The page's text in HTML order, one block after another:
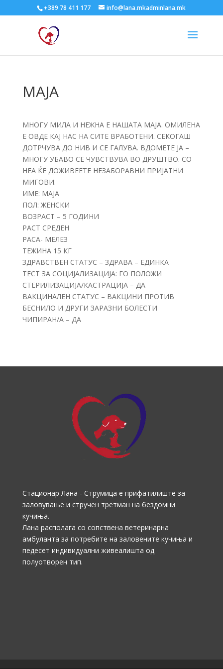
+389 78 411 177 info@lana.mkadminlana.mk
МАЈА
МНОГУ МИЛА И НЕЖНА Е НАШАТА МАЈА. ОМИЛЕНА
Е ОВДЕ КАЈ НАС НА СИТЕ ВРАБОТЕНИ. СЕКОГАШ
ДОТРЧУВА ДО НИВ И СЕ ГАЛУВА. ВДОМЕТЕ ЈА –
МНОГУ УБАВО СЕ ЧУВСТВУВА ВО ДРУШТВО. СО
НЕА ЌЕ ДОЖИВЕЕТЕ НЕЗАБОРАВНИ ПРИЈАТНИ
МИГОВИ.
ИМЕ: МАЈА
ПОЛ: ЖЕНСКИ
ВОЗРАСТ – 5 ГОДИНИ
РАСТ СРЕДЕН
РАСА- МЕЛЕЗ
ТЕЖИНА 15 КГ
ЗДРАВСТВЕН СТАТУС – ЗДРАВА – ЕДИНКА
ТЕСТ ЗА СОЦИЈАЛИЗАЦИЈА: ГО ПОЛОЖИ
СТЕРИЛИЗАЦИЈА/КАСТРАЦИЈА – ДА
ВАКЦИНАЛЕН СТАТУС – ВАКЦИНИ ПРОТИВ
БЕСНИЛО И ДРУГИ ЗАРАЗНИ БОЛЕСТИ
ЧИПИРАН/А – ДА
Стационар Лана - Струмица е прифатилиште за
заловување и стручен третман на бездомни
кучиња.
Лана располага со сопствена ветеринарна
амбуланта за потребите на заловените кучиња и
педесет индивидуални живеалишта од
полуотворен тип.